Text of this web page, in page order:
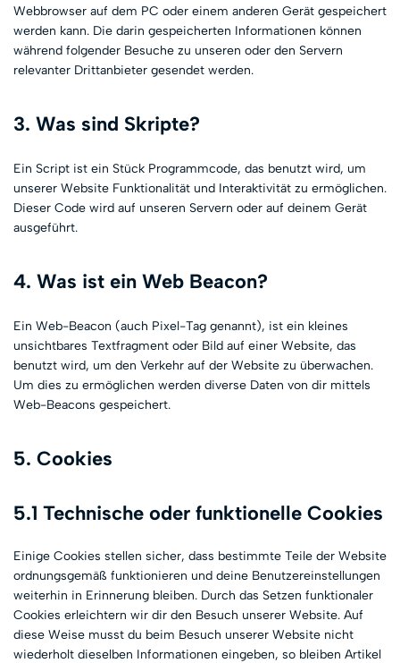
Webbrowser auf dem PC oder einem anderen Gerät gespeichert
werden kann. Die darin gespeicherten Informationen können
während folgender Besuche zu unseren oder den Servern
relevanter Drittanbieter gesendet werden.
3. Was sind Skripte?
Ein Script ist ein Stück Programmcode, das benutzt wird, um
unserer Website Funktionalität und Interaktivität zu ermöglichen.
Dieser Code wird auf unseren Servern oder auf deinem Gerät
ausgeführt.
4. Was ist ein Web Beacon?
Ein Web-Beacon (auch Pixel-Tag genannt), ist ein kleines
unsichtbares Textfragment oder Bild auf einer Website, das
benutzt wird, um den Verkehr auf der Website zu überwachen.
Um dies zu ermöglichen werden diverse Daten von dir mittels
Web-Beacons gespeichert.
5. Cookies
5.1 Technische oder funktionelle Cookies
Einige Cookies stellen sicher, dass bestimmte Teile der Website
ordnungsgemäß funktionieren und deine Benutzereinstellungen
weiterhin in Erinnerung bleiben. Durch das Setzen funktionaler
Cookies erleichtern wir dir den Besuch unserer Website. Auf
diese Weise musst du beim Besuch unserer Website nicht
wiederholt dieselben Informationen eingeben, so bleiben Artikel